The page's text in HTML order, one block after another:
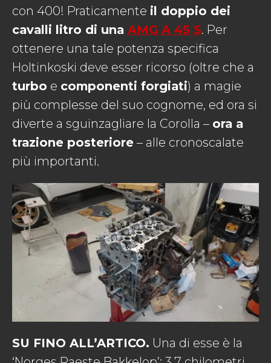
con 400! Praticamente il doppio dei
cavalli litro di una AMG A 45 S. Per
ottenere una tale potenza specifica
Holtinkoski deve esser ricorso (oltre che a
turbo e componenti forgiati) a magie
più complesse del suo cognome, ed ora si
diverte a sguinzagliare la Corolla – ora a
trazione posteriore – alle cronoscalate
più importanti.
SU FINO ALL’ARTICO. Una di esse è la